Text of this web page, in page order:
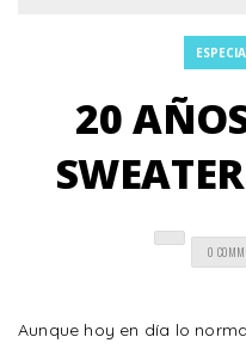
20
0
Aunque hoy en día lo